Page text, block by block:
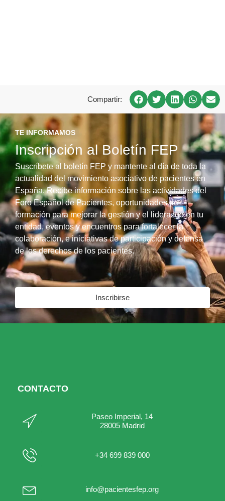
Compartir:
TE INFORMAMOS
Inscripción al Boletín FEP
Suscríbete al boletín FEP y mantente al día de toda la
actualidad del movimiento asociativo de pacientes en
España. Recibe información sobre las actividades del
Foro Español de Pacientes, oportunidades de
formación para mejorar la gestión y el liderazgo en tu
entidad, eventos y encuentros para fortalecer la
colaboración, e iniciativas de participación y defensa
de los derechos de los pacientes.
Inscribirse
CONTACTO
Paseo Imperial, 14
28005 Madrid
+34 699 839 000
info@pacientesfep.org